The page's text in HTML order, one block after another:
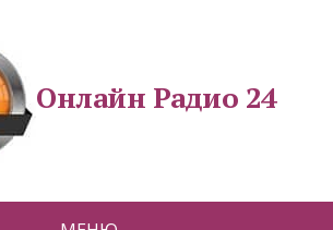
Онлайн Радио 24